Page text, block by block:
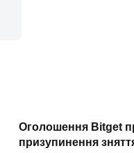
Оголошення Bitget
призупинення